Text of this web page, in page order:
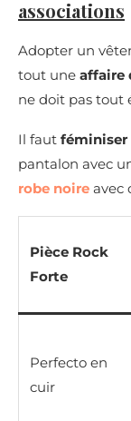
associations
Adopter un
tout une affaire
ne doit pas tout
Il faut
pantalon avec
robe noire avec
Pièce Rock
Forte
Perfecto en
cuir